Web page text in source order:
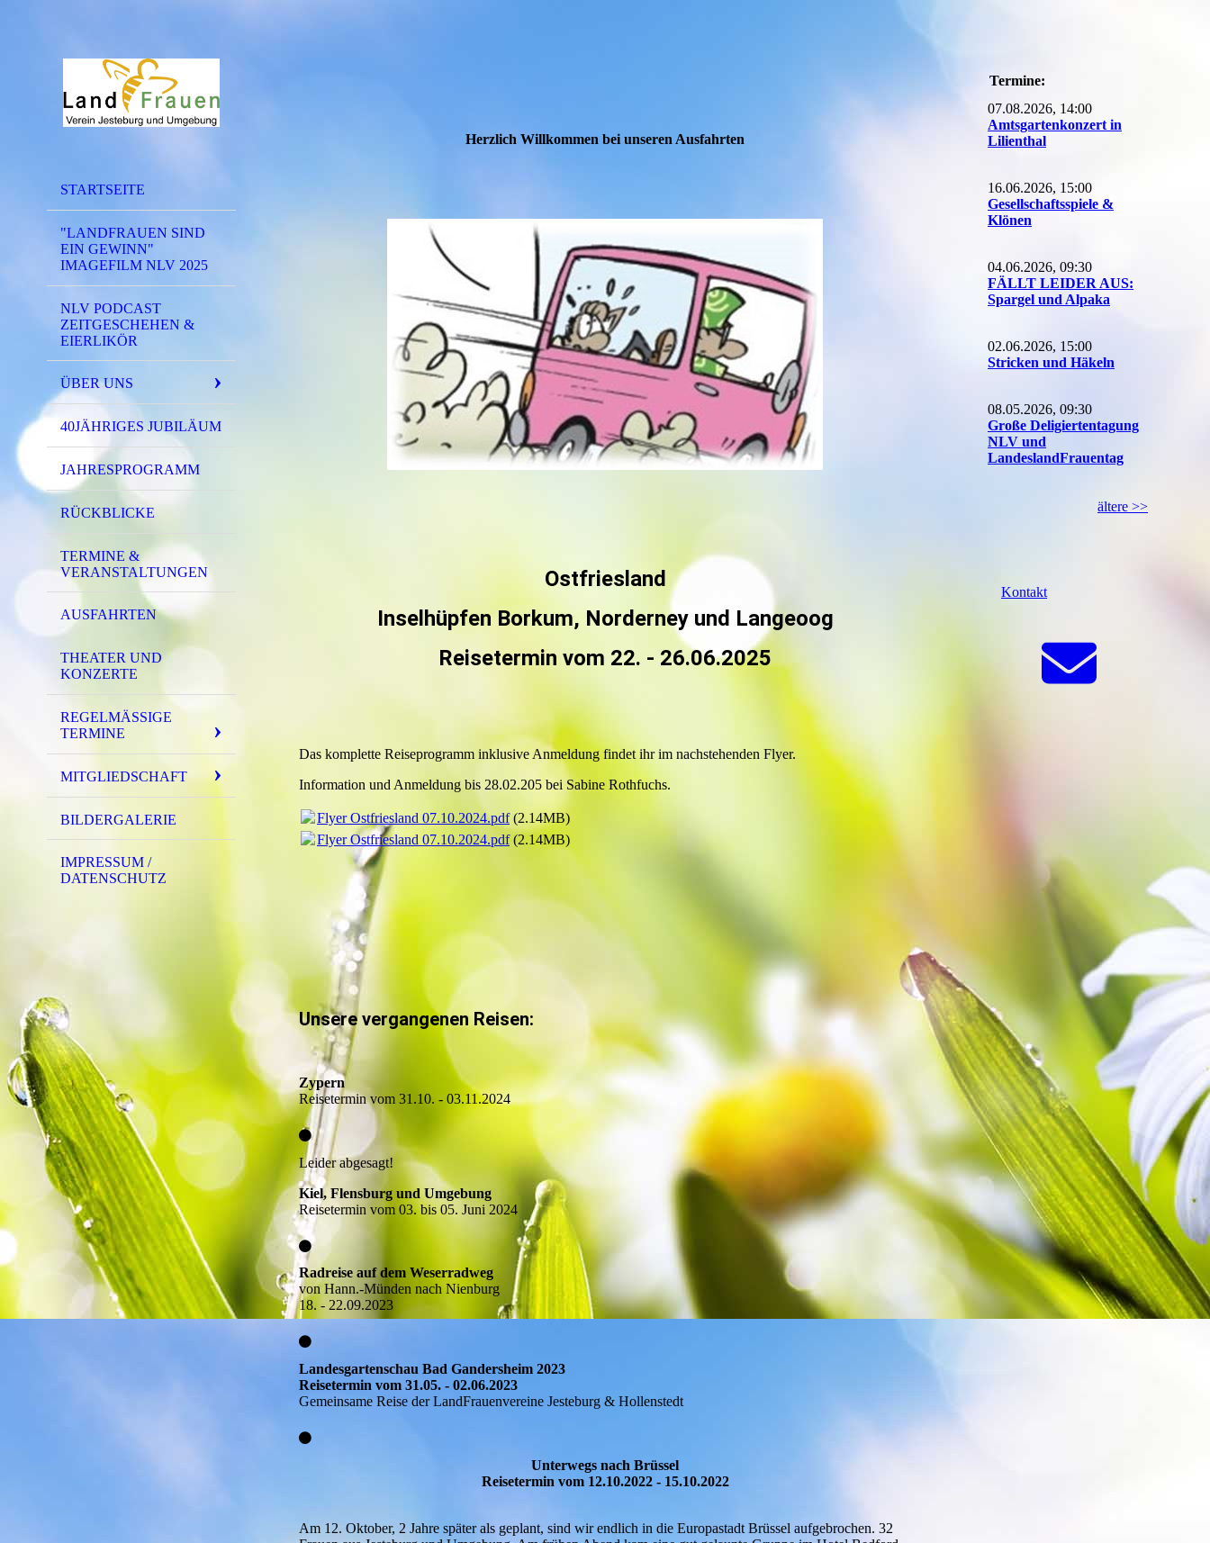
STARTSEITE
"LANDFRAUEN SIND
EIN GEWINN"
IMAGEFILM NLV 2025
NLV PODCAST
ZEITGESCHEHEN &
EIERLIKÖR
ÜBER UNS
40JÄHRIGES JUBILÄUM
JAHRESPROGRAMM
RÜCKBLICKE
TERMINE &
VERANSTALTUNGEN
AUSFAHRTEN
THEATER UND
KONZERTE
REGELMÄSSIGE T
ERMINE
MITGLIEDSCHAFT
BILDERGALERIE
IMPRESSUM /
DATENSCHUTZ
Herzlich Willkommen bei unseren Ausfahrten
Ostfriesland
Inselhüpfen Borkum, Norderney und Langeoog
Reisetermin vom 22. - 26.06.2025
Das komplette Reiseprogramm inklusive Anmeldung findet ihr im nachstehenden Flyer.
Information und Anmeldung bis 28.02.205 bei Sabine Rothfuchs.
Flyer Ostfriesland 07.10.2024.pdf(2.14MB)
Flyer Ostfriesland 07.10.2024.pdf(2.14MB)
Unsere vergangenen Reisen:
Zypern
Reisetermin vom 31.10. - 03.11.2024
Leider abgesagt!
Kiel, Flensburg und Umgebung
Reisetermin vom 03. bis 05. Juni 2024
Radreise auf dem Weserradweg
von Hann.-Münden nach Nienburg
18. - 22.09.2023
Landesgartenschau Bad Gandersheim 2023
Reisetermin vom 31.05. - 02.06.2023
Gemeinsame Reise der LandFrauenvereine Jesteburg & Hollenstedt
Unterwegs nach Brüssel
Reisetermin vom 12.10.2022 - 15.10.2022
Am 12. Oktober, 2 Jahre später als geplant, sind wir endlich in die Europastadt Brüssel aufgebrochen. 32
Termine:
07.08.2026, 14:00
Amtsgartenkonzert in
Lilienthal
16.06.2026, 15:00
Gesellschaftsspiele &
Klönen
04.06.2026, 09:30
FÄLLT LEIDER AUS:
Spargel und Alpaka
02.06.2026, 15:00
Stricken und Häkeln
08.05.2026, 09:30
Große Deligiertentagung
NLV und
LandeslandFrauentag
ältere >>
Kontakt